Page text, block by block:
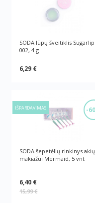
SODA lūpų šveitiklis
002, 4 g
6,29 €
-
IŠPARDAVIMAS
SODA šepetėlių rinkinys akių
makiažui Mermaid, 5 vnt
6,40 €
15,99 €